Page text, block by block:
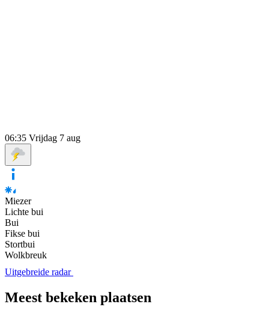
06:35 Vrijdag 7 aug
Miezer
Lichte bui
Bui
Fikse bui
Stortbui
Wolkbreuk
Uitgebreide radar
Meest bekeken plaatsen